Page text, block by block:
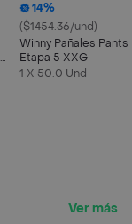
14%
($1454.36/und)
Winny Pañales Pants
Etapa 5 XXG
1 X 50.0 Und
Ver más